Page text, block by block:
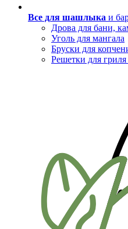
Все для шашлыка и
Дрова для бани,
Уголь для мангала
Бруски для
Решетки для